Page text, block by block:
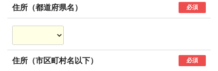
住所（都道府県名） 必須
住所（市区町村名以下） 必須